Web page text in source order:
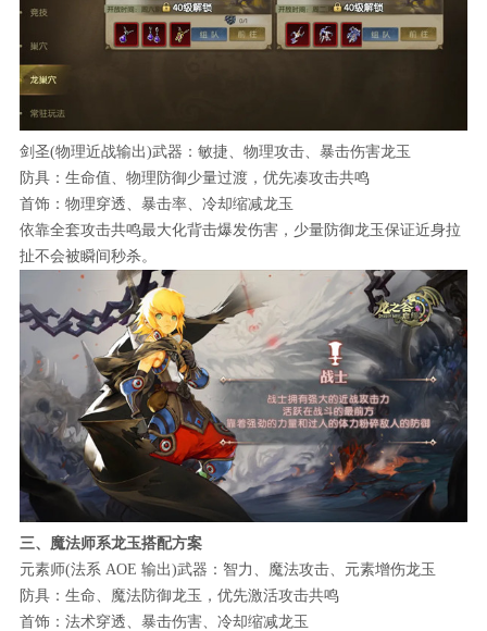
剑圣(物理近战输出)武器：敏捷、物理攻击、暴击伤害龙玉
防具：生命值、物理防御少量过渡，优先凑攻击共鸣
首饰：物理穿透、暴击率、冷却缩减龙玉
依靠全套攻击共鸣最大化背击爆发伤害，少量防御龙玉保证近身拉
扯不会被瞬间秒杀。
三、魔法师系龙玉搭配方案
元素师(法系 AOE 输出)武器：智力、魔法攻击、元素增伤龙玉
防具：生命、魔法防御龙玉，优先激活攻击共鸣
首饰：法术穿透、暴击伤害、冷却缩减龙玉